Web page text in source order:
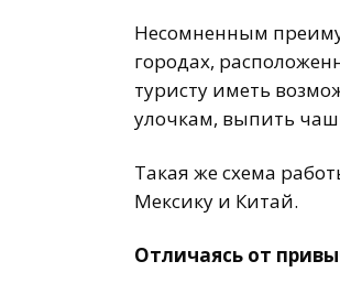
Несомненным
городах,
туристу иметь
улочкам, выпить
Такая же схема
Мексику и Китай.
Отличаясь от